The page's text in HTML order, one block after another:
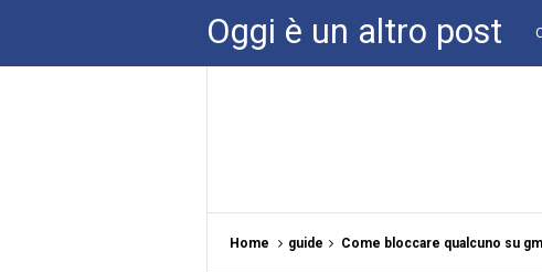
Oggi è un altro post
Home guide Come bloccare qualcuno su